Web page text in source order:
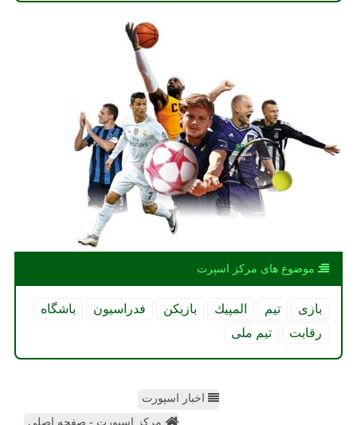
موضوع های مركز اسپرت
بازی تیم المپیك بازیكن فدراسیون
باشگاه
رقابت
تیم ملی
اخبار اسپورت
مرکز اسپورت - صفحه اصلی